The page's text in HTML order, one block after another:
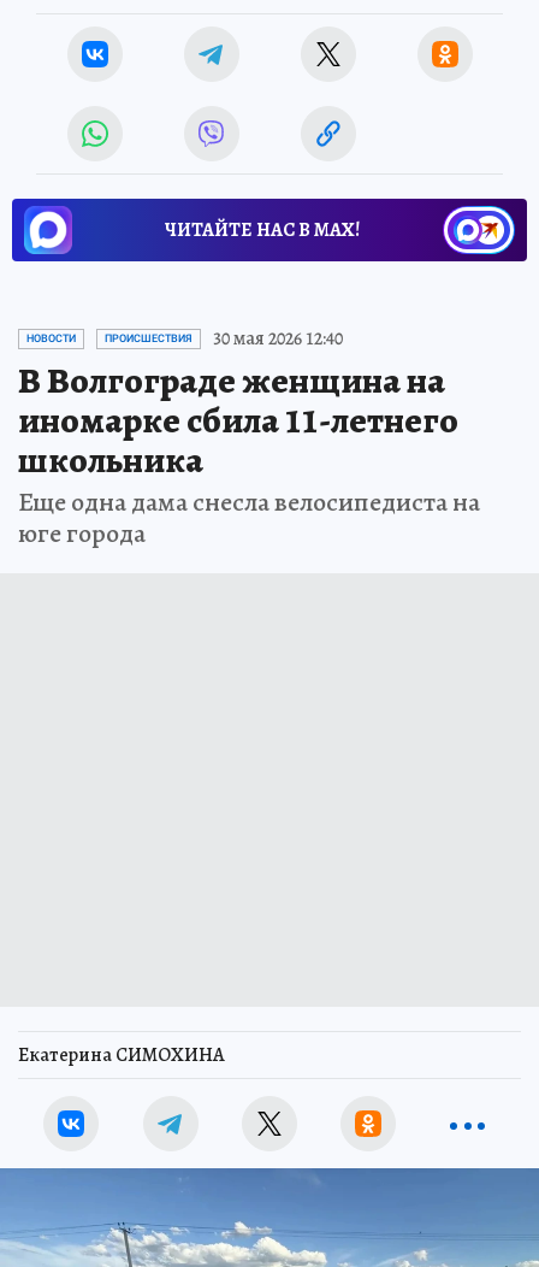
ЧИТАЙТЕ НАС В МАХ!
НОВОСТИ ПРОИСШЕСТВИЯ 30 мая 2026 12:40
В Волгограде женщина на
иномарке сбила 11-летнего
школьника
Еще одна дама снесла велосипедиста на
юге города
Екатерина СИМОХИНА